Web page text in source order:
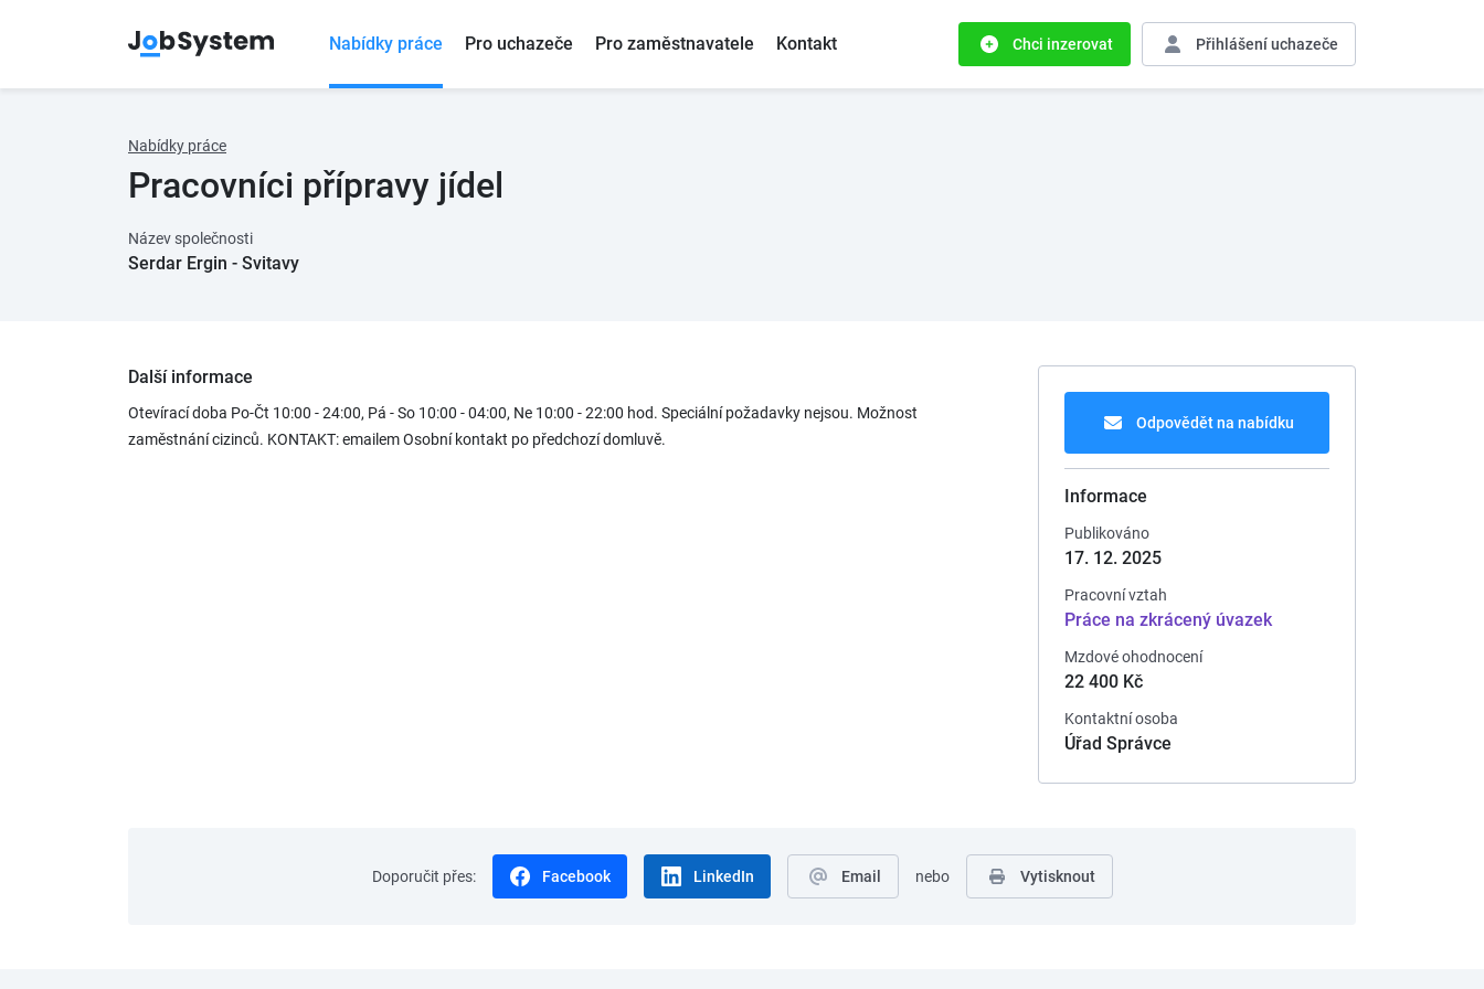
Nabídky práce Pro uchazeče Pro zaměstnavatele Kontakt Chci inzerovat Přihlášeníuchazeče
Nabídky práce
Pracovníci přípravy jídel
Název společnosti
Serdar Ergin - Svitavy
Další informace
Otevírací doba Po-Čt 10:00 - 24:00, Pá - So 10:00 - 04:00, Ne 10:00 - 22:00 hod. Speciální požadavky nejsou. Možnost
zaměstnání cizinců. KONTAKT: emailem Osobní kontakt po předchozí domluvě.
Odpovědět na nabídku
Informace
Publikováno
17. 12. 2025
Pracovní vztah
Práce na zkrácený úvazek
Mzdové ohodnocení
22 400 Kč
Kontaktní osoba
Úřad Správce
Doporučit přes: Facebook LinkedIn Email nebo Vytisknout